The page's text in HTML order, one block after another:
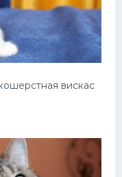
вискас